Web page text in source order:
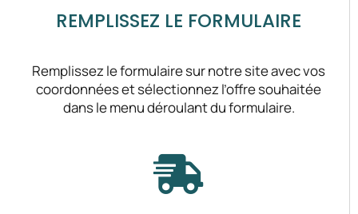
REMPLISSEZ LE FORMULAIRE
Remplissez le formulaire sur notre site avec vos
coordonnées et sélectionnez l’offre souhaitée
dans le menu déroulant du formulaire.